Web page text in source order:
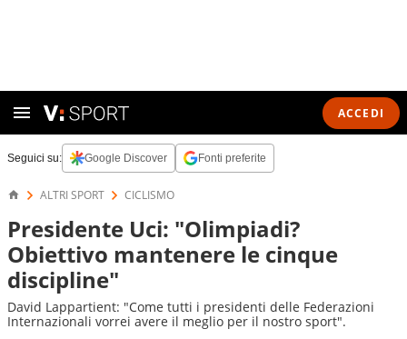
ACCEDI
Seguici su: Google Discover Fonti preferite
ALTRI SPORT CICLISMO
Presidente Uci: "Olimpiadi?
Obiettivo mantenere le cinque
discipline"
David Lappartient: "Come tutti i presidenti delle Federazioni
Internazionali vorrei avere il meglio per il nostro sport".